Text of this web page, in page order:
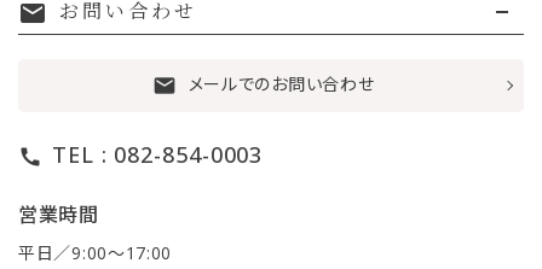
mail お問い合わせ
mail メールでのお問い合わせ
call TEL : 082-854-0003
営業時間
平日／9:00〜17:00